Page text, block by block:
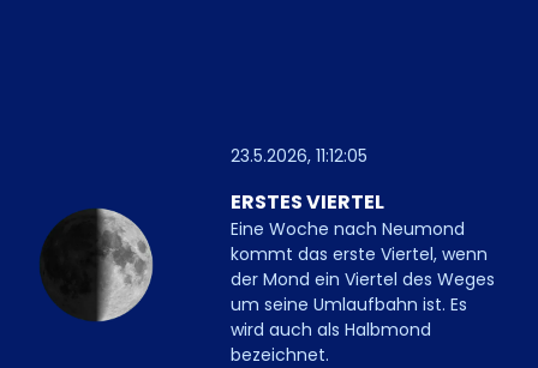
23.5.2026, 11:12:05
ERSTES VIERTEL
Eine Woche nach Neumond
kommt das erste Viertel, wenn
der Mond ein Viertel des Weges
um seine Umlaufbahn ist. Es
wird auch als Halbmond
bezeichnet.